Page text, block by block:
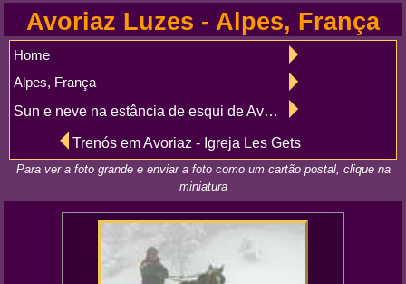
Avoriaz Luzes - Alpes, França
Home
Alpes, França
Sun e neve na estância de esqui de Avoriaz em Haute-Savoie
Trenós em Avoriaz - Igreja Les Gets
Para ver a foto grande e enviar a foto como um cartão postal, clique na
miniatura